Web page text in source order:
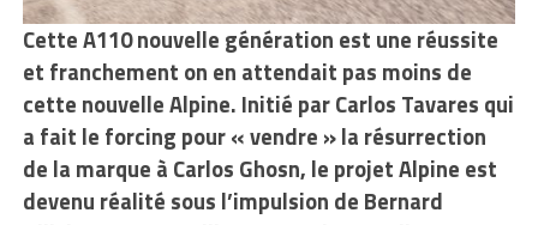
Cette A110 nouvelle génération est une réussite
et franchement on en attendait pas moins de
cette nouvelle Alpine. Initié par Carlos Tavares qui
a fait le forcing pour « vendre » la résurrection
de la marque à Carlos Ghosn, le projet Alpine est
devenu réalité sous l’impulsion de Bernard